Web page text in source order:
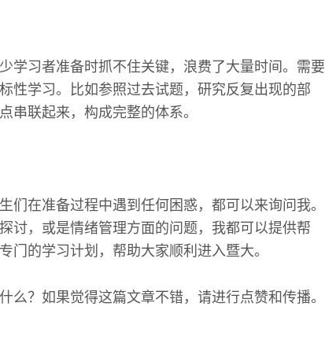
学习者准备时抓不住关键，浪费了大量时间。需要
性学习。比如参照过去试题，研究反复出现的部
串联起来，构成完整的体系。
们在准备过程中遇到任何困惑，都可以来询问我。
讨，或是情绪管理方面的问题，我都可以提供帮
门的学习计划，帮助大家顺利进入暨大。
么？如果觉得这篇文章不错，请进行点赞和传播。